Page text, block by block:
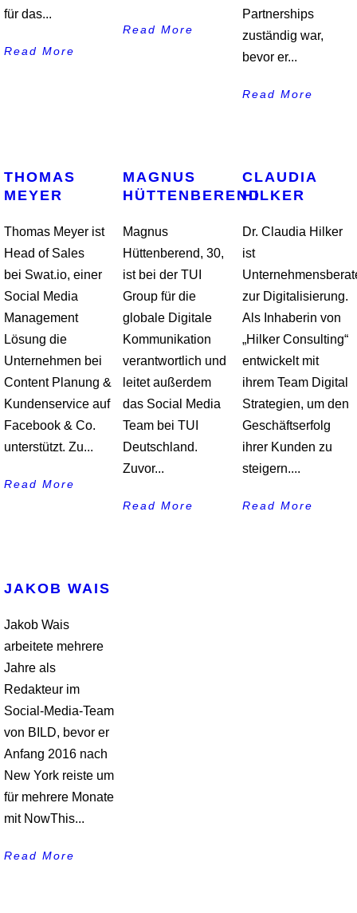
für das...
Read More
Read More
Partnerships
zuständig war,
bevor er...
Read More
THOMAS
MEYER
Thomas Meyer ist
Head of Sales
bei Swat.io, einer
Social Media
Management
Lösung die
Unternehmen bei
Content Planung &
Kundenservice auf
Facebook & Co.
unterstützt. Zu...
Read More
MAGNUS
HÜTTENBEREND
Magnus
Hüttenberend, 30,
ist bei der TUI
Group für die
globale Digitale
Kommunikation
verantwortlich und
leitet außerdem
das Social Media
Team bei TUI
Deutschland.
Zuvor...
Read More
CLAUDIA
HILKER
Dr. Claudia Hilker
ist
zur Digitalisierung.
Als Inhaberin von
„Hilker Consulting“
entwickelt mit
ihrem Team Digital
Strategien, um den
Geschäftserfolg
ihrer Kunden zu
steigern....
Read More
JAKOB WAIS
Jakob Wais
arbeitete mehrere
Jahre als
Redakteur im
Social-Media-Team
von BILD, bevor er
Anfang 2016 nach
New York reiste um
für mehrere Monate
mit NowThis...
Read More